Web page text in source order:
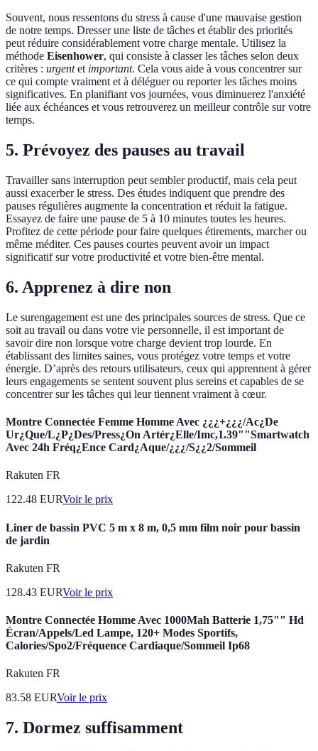
Souvent, nous ressentons du stress à cause d'une mauvaise gestion
de notre temps. Dresser une liste de tâches et établir des priorités
peut réduire considérablement votre charge mentale. Utilisez la
méthode Eisenhower, qui consiste à classer les tâches selon deux
critères : urgentet important. Cela vous aide à vous concentrer sur
ce qui compte vraiment et à déléguer ou reporter les tâches moins
significatives. En planifiant vos journées, vous diminuerez l'anxiété
liée aux échéances et vous retrouverez un meilleur contrôle sur votre
temps.
5. Prévoyez des pauses au travail
Travailler sans interruption peut sembler productif, mais cela peut
aussi exacerber le stress. Des études indiquent que prendre des
pauses régulières augmente la concentration et réduit la fatigue.
Essayez de faire une pause de 5 à 10 minutes toutes les heures.
Profitez de cette période pour faire quelques étirements, marcher ou
même méditer. Ces pauses courtes peuvent avoir un impact
significatif sur votre productivité et votre bien-être mental.
6. Apprenez à dire non
Le surengagement est une des principales sources de stress. Que ce
soit au travail ou dans votre vie personnelle, il est important de
savoir dire non lorsque votre charge devient trop lourde. En
établissant des limites saines, vous protégez votre temps et votre
énergie. D’après des retours utilisateurs, ceux qui apprennent à gérer
leurs engagements se sentent souvent plus sereins et capables de se
concentrer sur les tâches qui leur tiennent vraiment à cœur.
Montre Connectée Femme Homme Avec ¿¿¿+¿¿¿/Ac¿De
Ur¿Que/L¿P¿Des/Press¿On Artér¿Elle/Imc,1.39""Smartwatch
Avec 24h Fréq¿Ence Card¿Aque/¿¿¿/S¿¿2/Sommeil
Rakuten FR
122.48 EURVoir le prix
Liner de bassin PVC 5 m x 8 m, 0,5 mm film noir pour bassin
de jardin
Rakuten FR
128.43 EURVoir le prix
Montre Connectée Homme Avec 1000Mah Batterie 1,75"" Hd
Écran/Appels/Led Lampe, 120+ Modes Sportifs,
Calories/Spo2/Fréquence Cardiaque/Sommeil Ip68
Rakuten FR
83.58 EURVoir le prix
7. Dormez suffisamment